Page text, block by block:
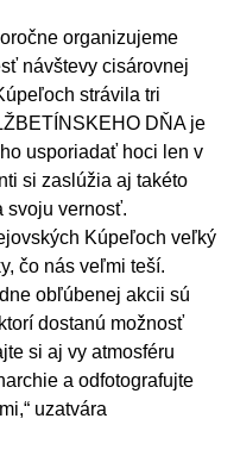
organizujeme
návštevy cisárovnej
strávila tri
DŇA je
usporiadať hoci len v
si zaslúžia aj takéto
svoju vernosť.
Kúpeľoch veľký
čo nás veľmi teší.
obľúbenej akcii sú
dostanú možnosť
si aj vy atmosféru
a odfotografujte
uzatvára